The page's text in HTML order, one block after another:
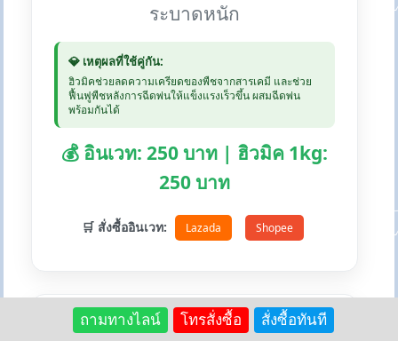
ระบาดหนัก
💎 เหตุผลที่ใช้คู่กัน:
ฮิวมิคช่วยลดความเครียดของพืชจากสารเคมี และช่วย
ฟื้นฟูพืชหลังการฉีดพ่นให้แข็งแรงเร็วขึ้น ผสมฉีดพ่น
พร้อมกันได้
💰 อินเวท: 250 บาท | ฮิวมิค 1kg:
250 บาท
🛒 สั่งซื้ออินเวท: Lazada Shopee
ถามทางไลน์ โทรสั่งซื้อ สั่งซื้อทันที